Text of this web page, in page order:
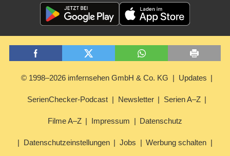
© 1998–2026 imfernsehen GmbH & Co. KG Updates
SerienChecker-Podcast Newsletter Serien A–Z
Filme A–Z Impressum Datenschutz
Datenschutzeinstellungen Jobs Werbung schalten